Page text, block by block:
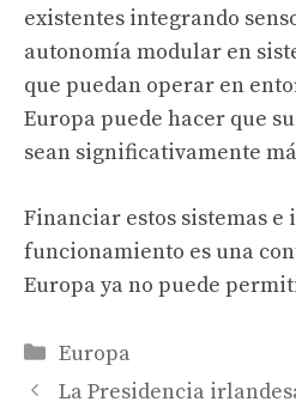
existentes integrando
autonomía modular en
que puedan operar en
Europa puede hacer que
sean significativamente
Financiar estos sistemas e
funcionamiento es una
Europa ya no puede
Categories
Europa
La Presidencia